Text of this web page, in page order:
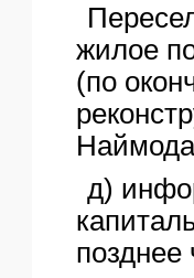
жилое
(по
д)
позднее